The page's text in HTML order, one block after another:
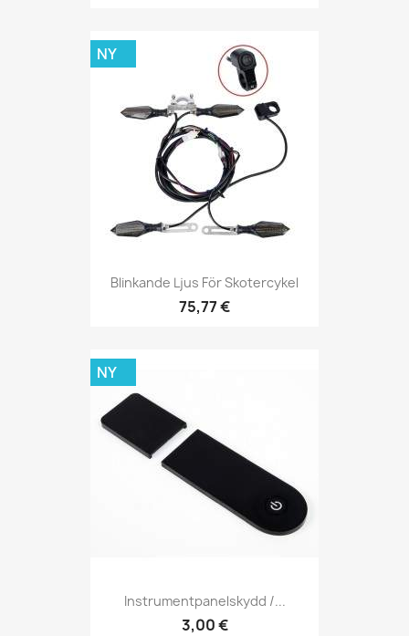
Blinkande Ljus För Skotercykel
75,77 €
NY
Instrumentpanelskydd /...
3,00 €
NY